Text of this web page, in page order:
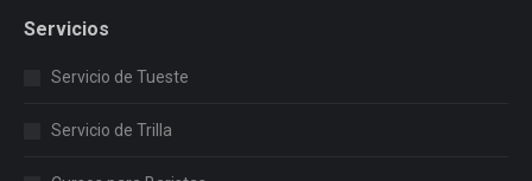
Servicios
Servicio de Tueste
Servicio de Trilla